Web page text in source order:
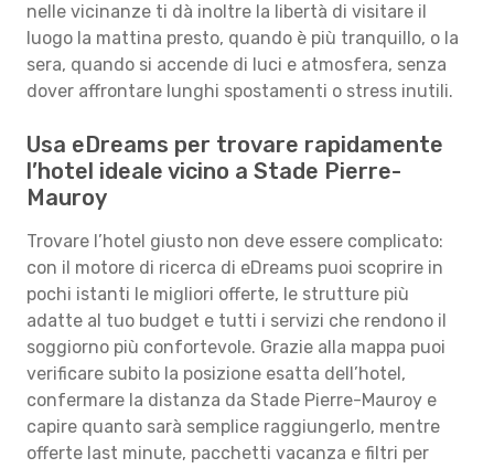
nelle vicinanze ti dà inoltre la libertà di visitare il
luogo la mattina presto, quando è più tranquillo, o la
sera, quando si accende di luci e atmosfera, senza
dover affrontare lunghi spostamenti o stress inutili.
Usa eDreams per trovare rapidamente
l’hotel ideale vicino a Stade Pierre-
Mauroy
Trovare l’hotel giusto non deve essere complicato:
con il motore di ricerca di eDreams puoi scoprire in
pochi istanti le migliori offerte, le strutture più
adatte al tuo budget e tutti i servizi che rendono il
soggiorno più confortevole. Grazie alla mappa puoi
verificare subito la posizione esatta dell’hotel,
confermare la distanza da Stade Pierre-Mauroy e
capire quanto sarà semplice raggiungerlo, mentre
offerte last minute, pacchetti vacanza e filtri per